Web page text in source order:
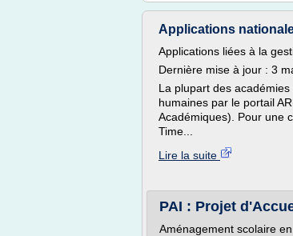
Applications
Applications liées à la
Dernière mise à jour : 3
La plupart des
humaines par le portail
Académiques). Pour une
Time...
Lire la suite
PAI : Projet
Aménagement scolaire